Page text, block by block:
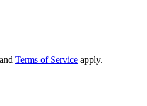
and Terms of Service apply.